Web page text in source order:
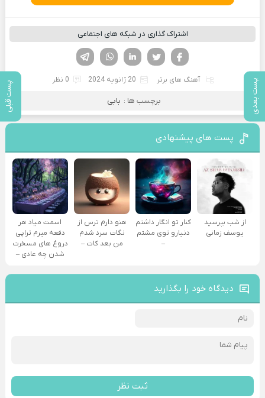
پست بعدی پست قبلی
اشتراک گذاری در شبکه های اجتماعی
لینکدین تویتر
فیسوک
آهنگ های برتر 20 ژانویه 2024 0 نظر
برچسب ها : بابی
پست های پیشنهادی
از شب بپرسید
یوسف زمانی
کنار تو انگار داشتم
دنیارو توی مشتم
–
هنو دارم ترس از
نگات سرد شدم
من بعد کات –
اسمت میاد هر
دفعه میرم تراپی
دروغ‌ های مسخرت
شدن چه عادی –
دیدگاه خود را بگذارید
ثبت نظر